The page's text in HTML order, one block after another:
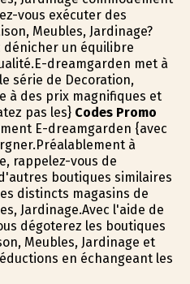
vous exécuter des
Meubles, Jardinage?
dénicher un équilibre
dreamgarden met à
série de Decoration,
à des prix magnifiques et
pas les} Codes Promo
E-dreamgarden {avec
à
rappelez-vous de
boutiques similaires
distincts magasins de
Jardinage.Avec l'aide de
dégoterez les boutiques
Meubles, Jardinage et
en échangeant les